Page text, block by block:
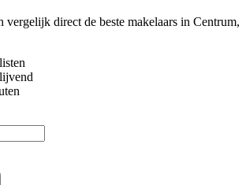
vergelijk direct de beste makelaars in Centrum,